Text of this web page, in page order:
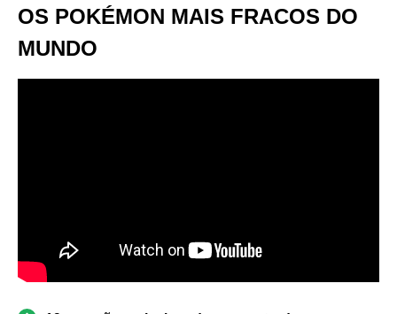
OS POKÉMON MAIS FRACOS DO
MUNDO